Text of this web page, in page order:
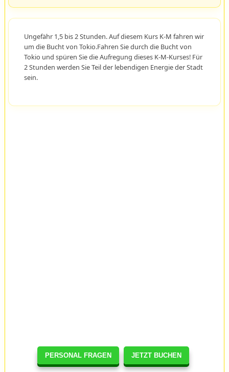
PERSONAL FRAGEN JETZT BUCHEN
Ungefähr 1,5 bis 2 Stunden. Auf diesem Kurs K-M fahren wir
um die Bucht von Tokio.Fahren Sie durch die Bucht von
Tokio und spüren Sie die Aufregung dieses K-M-Kurses! Für
2 Stunden werden Sie Teil der lebendigen Energie der Stadt
sein.